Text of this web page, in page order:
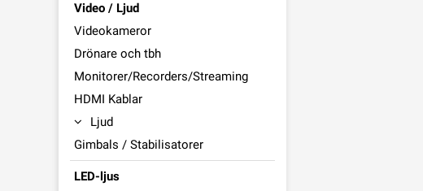
Video / Ljud
Videokameror
Drönare och tbh
Monitorer/Recorders/Streaming
HDMI Kablar
Ljud
Gimbals / Stabilisatorer
LED-ljus